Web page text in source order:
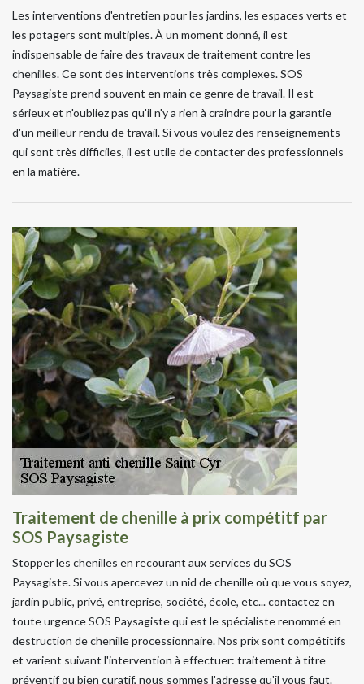
Les interventions d'entretien pour les jardins, les espaces verts et
les potagers sont multiples. À un moment donné, il est
indispensable de faire des travaux de traitement contre les
chenilles. Ce sont des interventions très complexes. SOS
Paysagiste prend souvent en main ce genre de travail. Il est
sérieux et n'oubliez pas qu'il n'y a rien à craindre pour la garantie
d'un meilleur rendu de travail. Si vous voulez des renseignements
qui sont très difficiles, il est utile de contacter des professionnels
en la matière.
Traitement de chenille à prix compétitf par
SOS Paysagiste
Stopper les chenilles en recourant aux services du SOS
Paysagiste. Si vous apercevez un nid de chenille où que vous soyez,
jardin public, privé, entreprise, société, école, etc... contactez en
toute urgence SOS Paysagiste qui est le spécialiste renommé en
destruction de chenille processionnaire. Nos prix sont compétitifs
et varient suivant l'intervention à effectuer: traitement à titre
préventif ou bien curatif, nous sommes l'adresse qu'il vous faut.